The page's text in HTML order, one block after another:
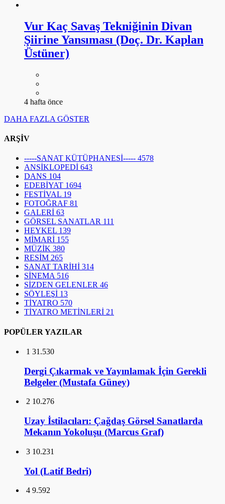
Vur Kaç Savaş Tekniğinin Divan
Şiirine Yansıması (Doç. Dr. Kaplan
Üstüner)
4 hafta önce
DAHA FAZLA GÖSTER
ARŞİV
-----SANAT KÜTÜPHANESİ----- 4578
ANSİKLOPEDİ 643
DANS 104
EDEBİYAT 1694
FESTİVAL 19
FOTOĞRAF 81
GALERİ 63
GÖRSEL SANATLAR 111
HEYKEL 139
MİMARİ 155
MÜZİK 380
RESİM 265
SANAT TARİHİ 314
SİNEMA 516
SİZDEN GELENLER 46
SÖYLEŞİ 13
TİYATRO 570
TİYATRO METİNLERİ 21
POPÜLER YAZILAR
1 31.530
Dergi Çıkarmak ve Yayınlamak İçin Gerekli
Belgeler (Mustafa Güney)
2 10.276
Uzay İstilacıları: Çağdaş Görsel Sanatlarda
Mekanın Yokoluşu (Marcus Graf)
3 10.231
Yol (Latif Bedri)
4 9.592